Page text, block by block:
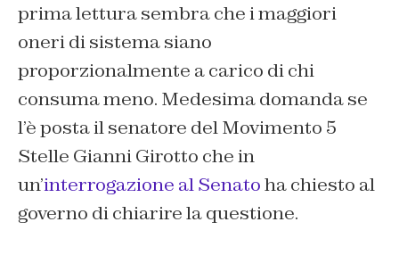
prima lettura sembra che i maggiori
oneri di sistema siano
proporzionalmente a carico di chi
consuma meno. Medesima domanda se
l’è posta il senatore del Movimento 5
Stelle Gianni Girotto che in
un’interrogazione al Senatoha chiesto al
governo di chiarire la questione.